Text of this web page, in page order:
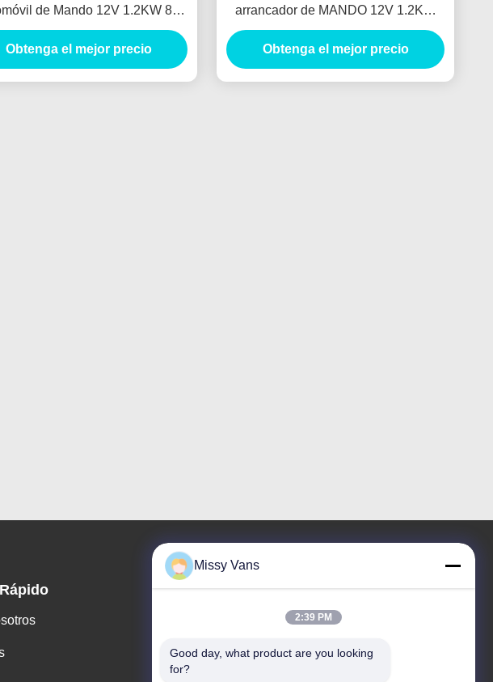
de Mando 12V 1.2KW 8T
Motores De Arranque
Obtenga el mejor precio
arrancador de MANDO 12V 1.2KW
8T MOTORES DE ARRANQUE
Obtenga el mejor precio
Nuestra dirección
Dirección de compañía
calle Fuyong, distrito Baoan, Shenzhen, RPC
Missy Vans
2:39 PM
Good day, what product are you looking
for?